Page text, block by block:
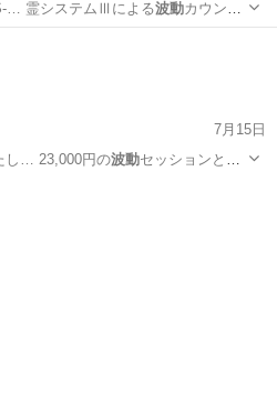
… 霊システムⅢによる波動カウンセ
コードに興味のある… 15,000円）
／
7月15日
交流会を開催いたし… 23,000円の波動セッションと、